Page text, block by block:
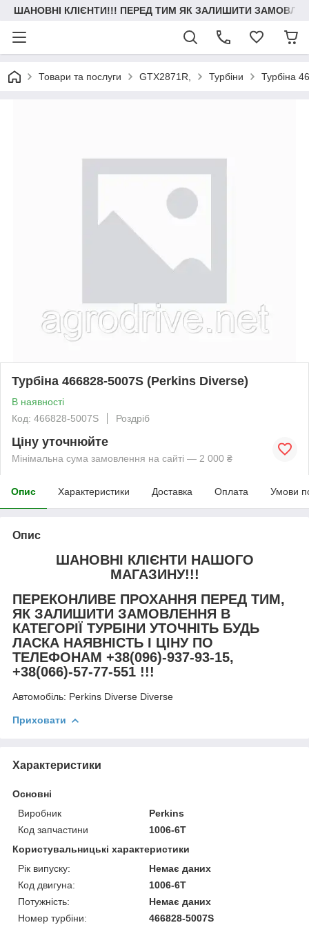
ШАНОВНІ КЛІЄНТИ!!! ПЕРЕД ТИМ ЯК ЗАЛИШИТИ
Товари та послуги GTX2871R, Турбіни Турбіна
Турбіна 466828-5007S (Perkins Diverse)
В наявності
Код: 466828-5007S
Роздріб
Ціну уточнюйте
Мінімальна сума замовлення на сайті — 2 000 ₴
Опис Характеристики Доставка Оплата Умови
Опис
ШАНОВНІ КЛІЄНТИ НАШОГО
МАГАЗИНУ!!!
ПЕРЕКОНЛИВЕ ПРОХАННЯ ПЕРЕД ТИМ,
ЯК ЗАЛИШИТИ ЗАМОВЛЕННЯ В
КАТЕГОРІЇ ТУРБІНИ УТОЧНІТЬ БУДЬ
ЛАСКА НАЯВНІСТЬ І ЦІНУ ПО
ТЕЛЕФОНАМ +38(096)-937-93-15,
+38(066)-57-77-551 !!!
Автомобіль: Perkins Diverse Diverse
Приховати
Характеристики
Основні
Виробник
Perkins
Код запчастини
1006-6T
Користувальницькі характеристики
Рік випуску:
Немає даних
Код двигуна:
1006-6T
Потужність:
Немає даних
Номер турбіни:
466828-5007S